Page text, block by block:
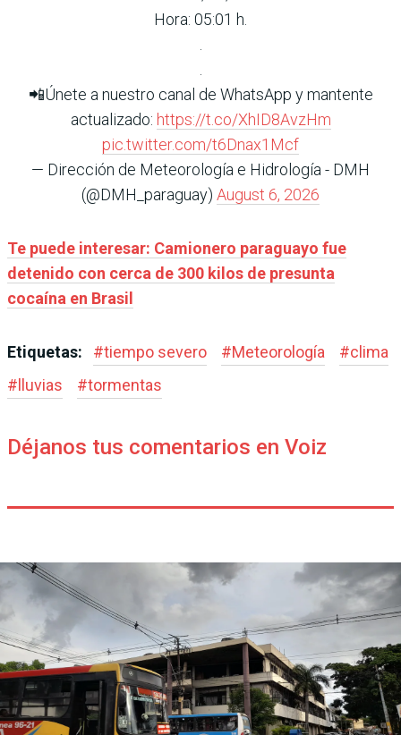
Hora: 05:01 h.
📲Únete a nuestro canal de WhatsApp y mantente
actualizado: https://t.co/XhID8AvzHm
pic.twitter.com/t6Dnax1Mcf
— Dirección de Meteorología e Hidrología - DMH
(@DMH_paraguay) August 6, 2026
Te puede interesar: Camionero paraguayo fue
detenido con cerca de 300 kilos de presunta
cocaína en Brasil
Etiquetas: #tiempo severo #Meteorología #clima
#lluvias #tormentas
Déjanos tus comentarios en Voiz